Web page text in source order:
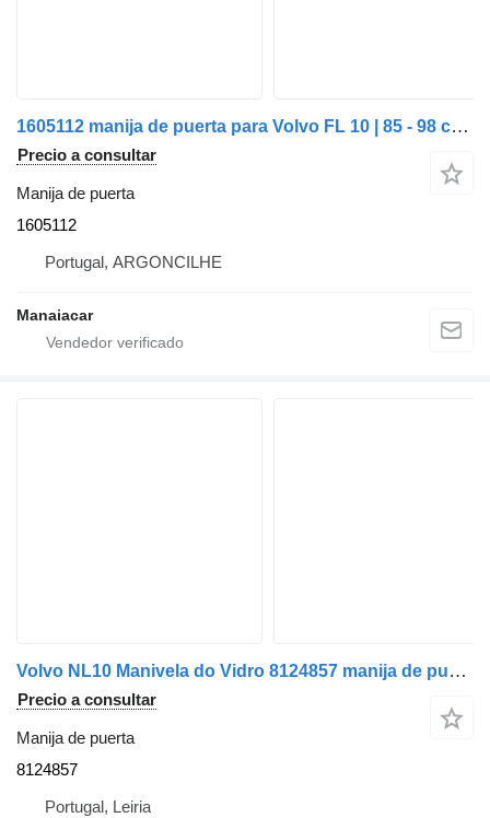
1605112 manija de puerta para Volvo FL 10 | 85 - 98 camión
Precio a consultar
Manija de puerta
1605112
Portugal, ARGONCILHE
Manaiacar
Volvo NL10 Manivela do Vidro 8124857 manija de puerta para Volvo NL10, NL12 camión
Precio a consultar
Manija de puerta
8124857
Portugal, Leiria